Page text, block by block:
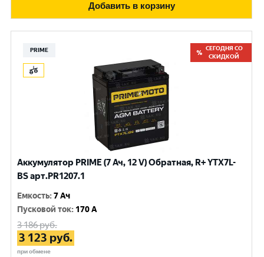
Добавить в корзину
PRIME
СЕГОДНЯ СО
СКИДКОЙ
Аккумулятор PRIME (7 Ач, 12 V) Обратная, R+ YTX7L-
BS арт.PR1207.1
Емкость:7 Ач
Пусковой ток: 170 A
3 186руб.
3 123 руб.
при обмене